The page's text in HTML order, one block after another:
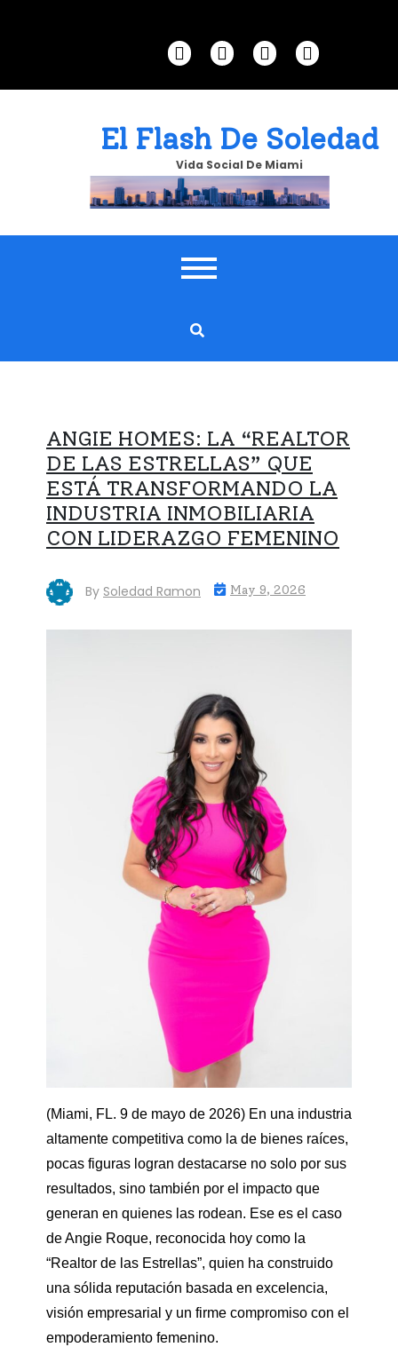
El Flash De Soledad
Vida Social De Miami
ANGIE HOMES: LA “REALTOR
DE LAS ESTRELLAS” QUE
ESTÁ TRANSFORMANDO LA
INDUSTRIA INMOBILIARIA
CON LIDERAZGO FEMENINO
By Soledad Ramon May 9, 2026
(Miami, FL. 9 de mayo de 2026) En una industria
altamente competitiva como la de bienes raíces,
pocas figuras logran destacarse no solo por sus
resultados, sino también por el impacto que
generan en quienes las rodean. Ese es el caso
de Angie Roque, reconocida hoy como la
“Realtor de las Estrellas”, quien ha construido
una sólida reputación basada en excelencia,
visión empresarial y un firme compromiso con el
empoderamiento femenino.